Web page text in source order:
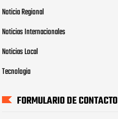
Noticia Regional
Noticias Internacionales
Noticias Local
Tecnologia
FORMULARIO DE CONTACTO